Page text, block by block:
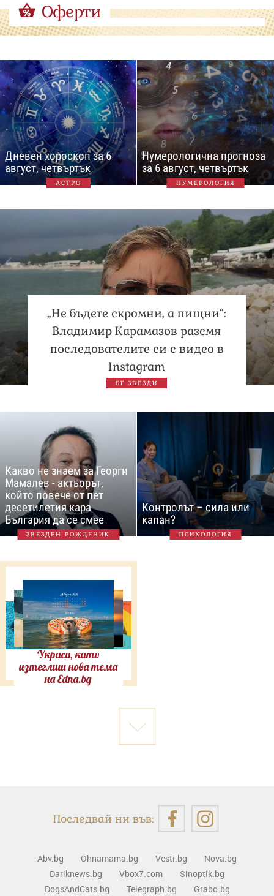
Оферти
Дневен хороскоп за 6
август, четвъртък
АСТРО
Нумерологична прогноза
за 6 август, четвъртък
НУМЕРОЛОГИЯ
„Не бъдете скромни, а пищни“:
Владимир Карамазов разсмя
последователите си с видео в
Instagram
БГ ЗВЕЗДИ
Какво не знаем за Георги
Мамалев - актьорът,
който повече от пет
десетилетия кара
България да се смее
ЗВЕЗДЕН РОЖДЕНИК
Контролът – сила или
капан?
ПСИХОЛОГИЯ
Украси, като
изтеглиш нова тема
на Edna.bg
Последвай ни във:
Abv.bg Ohnamama.bg Vesti.bg
Nova.bg
Dariknews.bg
Vbox7.com
Sinoptik.bg
DogsAndCats.bg
Telegraph.bg Grabo.bg